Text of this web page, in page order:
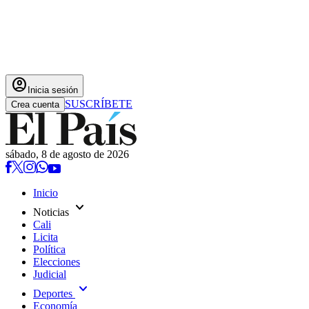
account_circle Inicia sesión
Crea cuenta SUSCRÍBETE
sábado, 8 de agosto de 2026
Inicio
Noticias expand_more
Cali
Licita
Política
Elecciones
Judicial
Deportes expand_more
Economía